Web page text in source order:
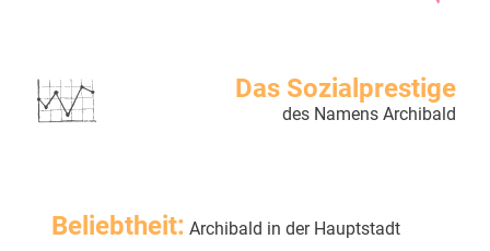
Das Sozialprestige
des Namens Archibald
Beliebtheit: Archibald in der Hauptstadt